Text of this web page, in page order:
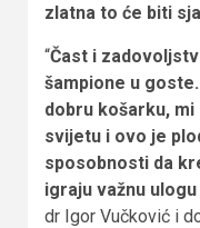
zlatna to će biti
“Čast i
šampione u
dobru košarku,
svijetu i ovo je
sposobnosti da
igraju važnu
dr Igor Vučković i